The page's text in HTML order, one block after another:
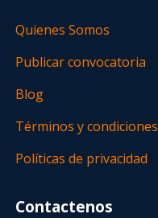
Quienes Somos
Publicar convocatoria
Blog
Términos y condiciones
Políticas de privacidad
Contactenos